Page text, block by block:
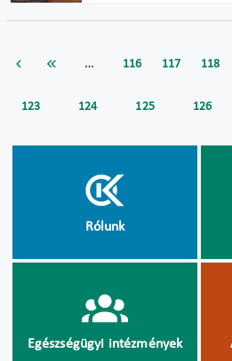
… 116 117 118
123 124 125 126
Rólunk
Egészségügyi intézmények